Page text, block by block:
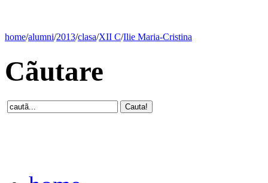
home/alumni/2013/clasa/XII C/Ilie Maria-Cristina
Cãutare